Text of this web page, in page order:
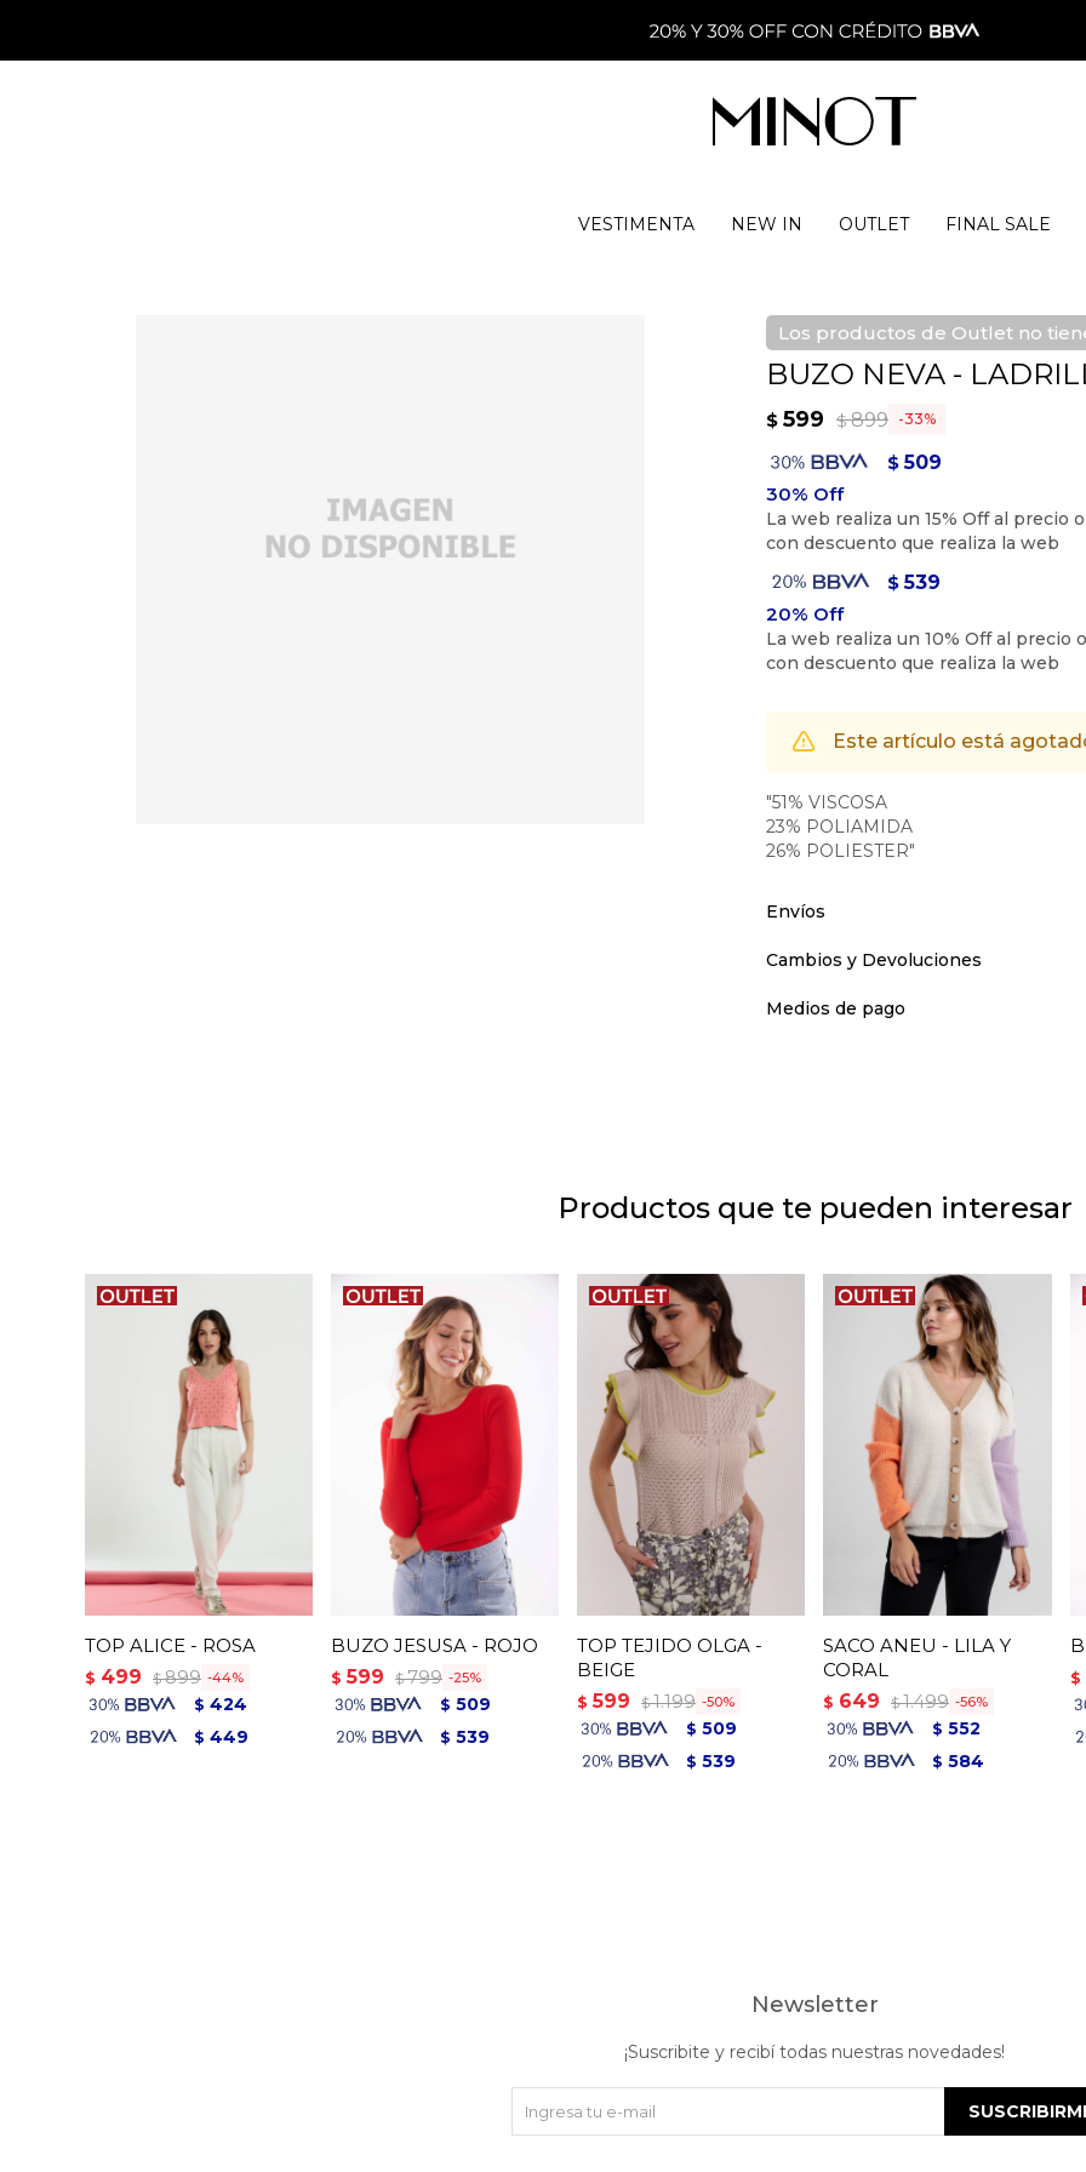
VESTIMENTA NEW IN OUTLET FINAL SALE
Los productos de Outlet no
BUZO NEVA -
$ 599 $899 33
$ 509
$ 539
Este artículo está
"51% VISCOSA
23% POLIAMIDA
26% POLIESTER"
Envíos
Cambios y Devoluciones
Medios de pago
Productos que te pueden interesar
TOP ALICE - ROSA
$ 499 $ 899 44
$ 424
$ 449
BUZO JESUSA - ROJO
$ 599 $ 799 25
$ 509
$ 539
TOP TEJIDO OLGA -
BEIGE
$ 599 $ 1.199 50
$ 509
$ 539
SACO ANEU - LILA Y
CORAL
$ 649 $ 1.499 56
$ 552
$ 584
$
Newsletter
¡Suscribite y recibí todas nuestras novedades!